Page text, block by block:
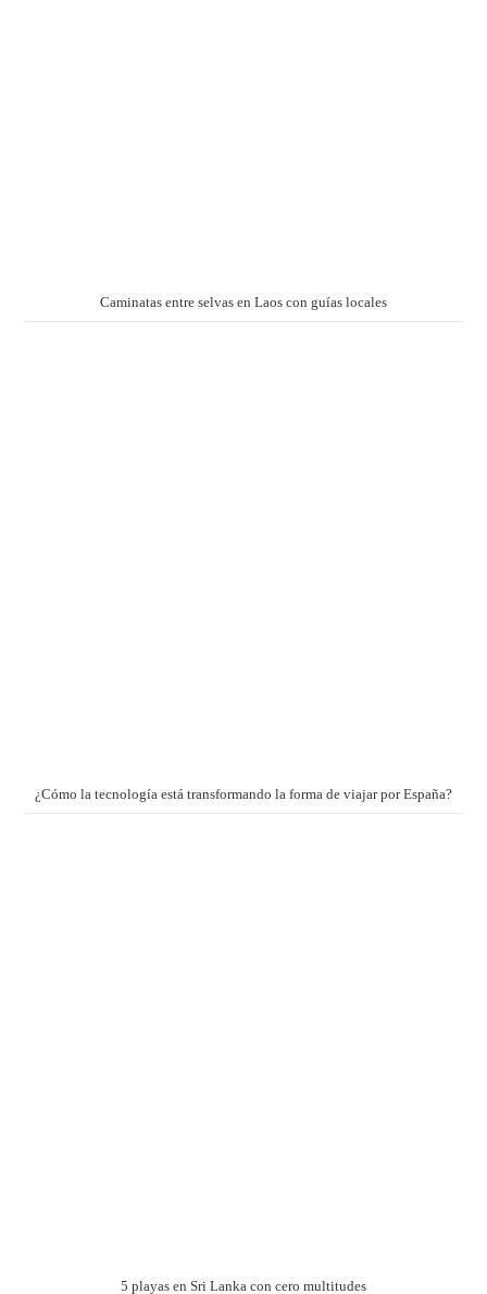
Caminatas entre selvas en Laos con guías locales
¿Cómo la tecnología está transformando la forma de viajar por España?
5 playas en Sri Lanka con cero multitudes